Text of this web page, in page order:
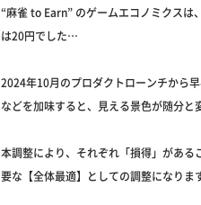
“麻雀 to Earn” のゲームエコノミクスは
は20円でした…
2024年10月のプロダクトローンチから
などを加味すると、見える景色が随分と
本調整により、それぞれ「損得」があ
要な【全体最適】としての調整になりま